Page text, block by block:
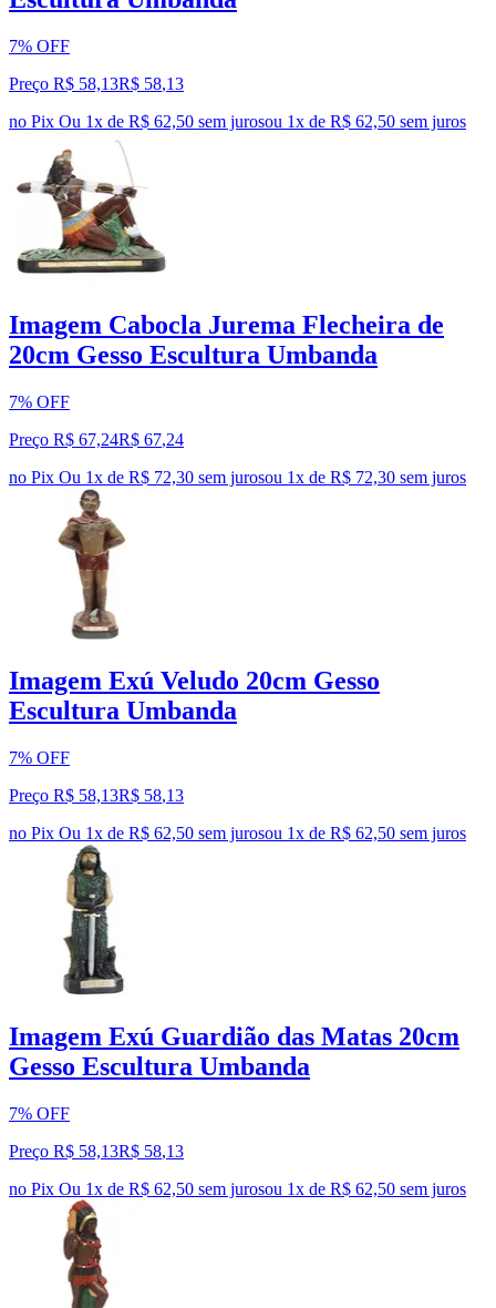
7% OFF
Preço R$ 58,13R$ 58,13
no Pix Ou 1x de R$ 62,50 sem jurosou 1x de R$ 62,50 sem juros
Imagem Cabocla Jurema Flecheira de
20cm Gesso Escultura Umbanda
7% OFF
Preço R$ 67,24R$ 67,24
no Pix Ou 1x de R$ 72,30 sem jurosou 1x de R$ 72,30 sem juros
Imagem Exú Veludo 20cm Gesso
Escultura Umbanda
7% OFF
Preço R$ 58,13R$ 58,13
no Pix Ou 1x de R$ 62,50 sem jurosou 1x de R$ 62,50 sem juros
Imagem Exú Guardião das Matas 20cm
Gesso Escultura Umbanda
7% OFF
Preço R$ 58,13R$ 58,13
no Pix Ou 1x de R$ 62,50 sem jurosou 1x de R$ 62,50 sem juros